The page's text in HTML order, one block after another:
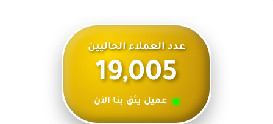
عدد العملاء الحاليين
19,005
عميل يثق بنا الآن